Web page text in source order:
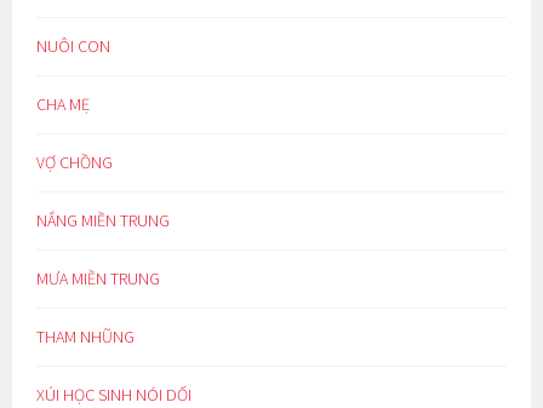
NUÔI CON
CHA MẸ
VỢ CHỒNG
NẮNG MIỀN TRUNG
MƯA MIỀN TRUNG
THAM NHŨNG
XÚI HỌC SINH NÓI DỐI